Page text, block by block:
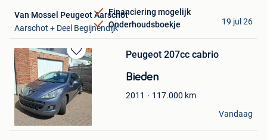
Financiering mogelijk
Onderhoudsboekje
Van Mossel Peugeot Aarschot
Aarschot + Deel Begijnendijk
19 jul 26
Bewaren
in
Mijn
Favorieten
Peugeot 207cc cabrio
Bieden
2011 117.000 km
sleuwaegen
Kampenhout
Vandaag